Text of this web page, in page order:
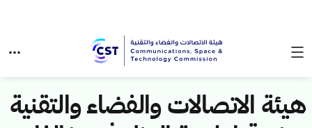
هيئة الاتصالات والفضاء والتقنية